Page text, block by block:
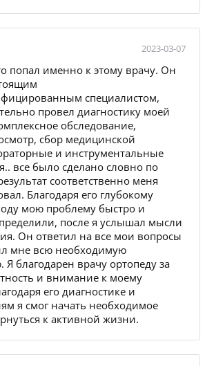
2023-03-07
попал именно к этому врачу. Он
специалистом,
провел диагностику моей
обследование,
сбор медицинской
и инструментальные
все было сделано словно по
соответственно меня
Благодаря его глубокому
мою проблему быстро и
после я услышал мысли
Он ответил на все мои вопросы
мне всю необходимую
благодарен врачу ортопеду за
и внимание к моему
его диагностике и
я смог начать необходимое
к активной жизни.